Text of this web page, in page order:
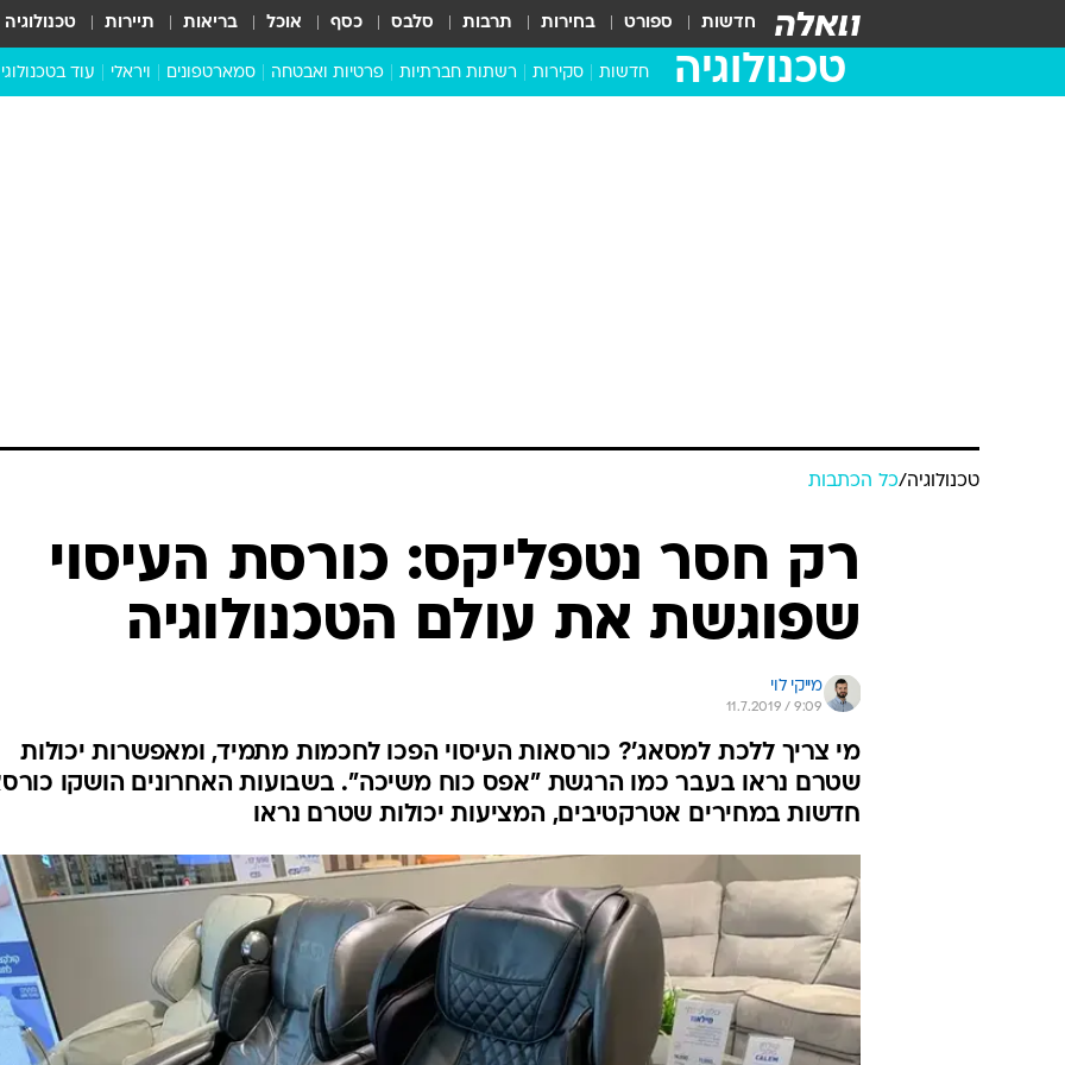
חדשות ספורט בחירות תרבות סלבס כסף אוכל בריאות תיירות טכנולוגיה
טכנולוגיה חדשות סקירות רשתות חברתיות פרטיות ואבטחה סמארטפונים ויראלי עוד
טכנולוגיה/כל הכתבות
רק חסר נטפליקס: כורסת העיסוי
שפוגשת את עולם הטכנולוגיה
מייקי לוי
11.7.2019 / 9:09
מי צריך ללכת למסאג'? כורסאות העיסוי הפכו לחכמות מתמיד, ומאפשרות יכולות
שטרם נראו בעבר כמו הרגשת "אפס כוח משיכה". בשבועות האחרונים הושקו
חדשות במחירים אטרקטיבים, המציעות יכולות שטרם נראו